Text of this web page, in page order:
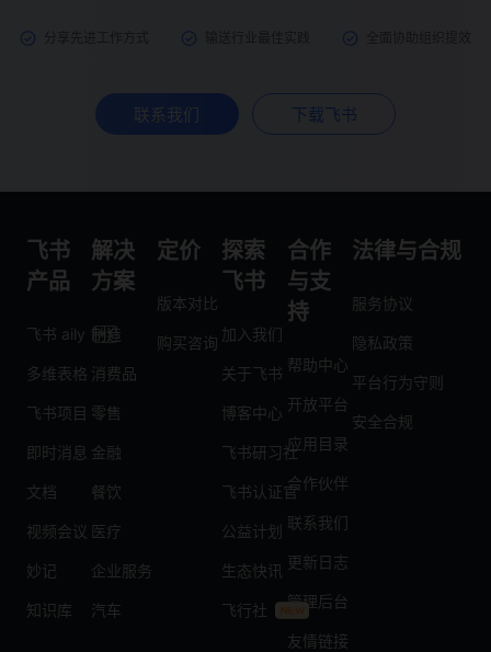
联系我们 下载飞书
飞书
产品
飞书 aily
多维表格
飞书项目
即时消息
文档
视频会议
妙记
知识库
解决
方案
制造
消费品
零售
金融
餐饮
医疗
企业服务
汽车
定价
版本对比
购买咨询
探索
飞书
加入我们
关于飞书
博客中心
飞书研习社
飞书认证官
公益计划
生态快讯
飞行社
合作
与支
持
帮助中心
开放平台
应用目录
合作伙伴
联系我们
更新日志
管理后台
友情链接
法律与合规
服务协议
隐私政策
平台行为守则
安全合规